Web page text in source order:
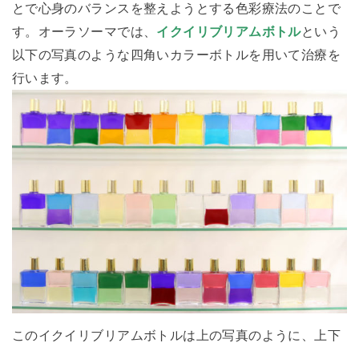
とで心身のバランスを整えようとする色彩療法のことで
す。オーラソーマでは、 イクイリブリアムボトルという
以下の写真のような四角いカラーボトルを用いて治療を
行います。
このイクイリブリアムボトルは上の写真のように、上下